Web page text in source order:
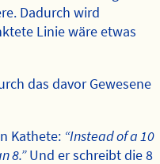
Dadurch wird
Linie wäre etwas
das davor Gewesene
Kathete: “Instead of a 10
8.”Und er schreibt die 8